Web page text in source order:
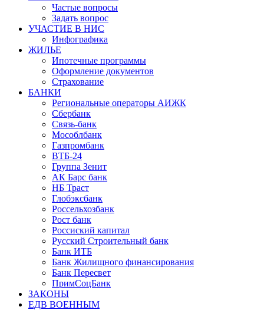
Частые вопросы
Задать вопрос
УЧАСТИЕ В НИС
Инфографика
ЖИЛЬЕ
Ипотечные программы
Оформление документов
Страхование
БАНКИ
Региональные операторы АИЖК
Сбербанк
Связь-банк
Мособлбанк
Газпромбанк
ВТБ-24
Группа Зенит
АК Барс банк
НБ Траст
Глобэксбанк
Россельхозбанк
Рост банк
Россиский капитал
Русский Строительный банк
Банк ИТБ
Банк Жилищного финансирования
Банк Пересвет
ПримСоцБанк
ЗАКОНЫ
ЕДВ ВОЕННЫМ